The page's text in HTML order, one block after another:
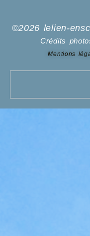
©2026 lelien-
Crédits
Mentions